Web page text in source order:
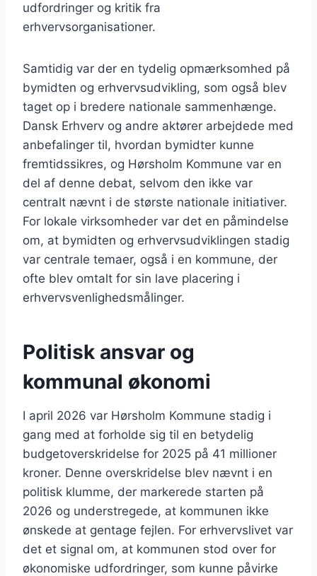
udfordringer og kritik fra
erhvervsorganisationer.
Samtidig var der en tydelig opmærksomhed på
bymidten og erhvervsudvikling, som også blev
taget op i bredere nationale sammenhænge.
Dansk Erhverv og andre aktører arbejdede med
anbefalinger til, hvordan bymidter kunne
fremtidssikres, og Hørsholm Kommune var en
del af denne debat, selvom den ikke var
centralt nævnt i de største nationale initiativer.
For lokale virksomheder var det en påmindelse
om, at bymidten og erhvervsudviklingen stadig
var centrale temaer, også i en kommune, der
ofte blev omtalt for sin lave placering i
erhvervsvenlighedsmålinger.
Politisk ansvar og
kommunal økonomi
I april 2026 var Hørsholm Kommune stadig i
gang med at forholde sig til en betydelig
budgetoverskridelse for 2025 på 41 millioner
kroner. Denne overskridelse blev nævnt i en
politisk klumme, der markerede starten på
2026 og understregede, at kommunen ikke
ønskede at gentage fejlen. For erhvervslivet var
det et signal om, at kommunen stod over for
økonomiske udfordringer, som kunne påvirke